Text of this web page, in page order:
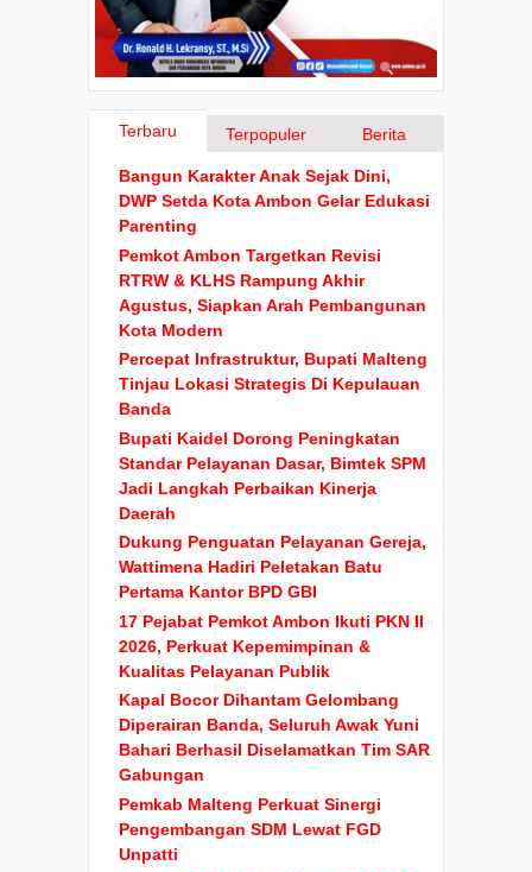
Terbaru Terpopuler Berita
Bangun Karakter Anak Sejak Dini,
DWP Setda Kota Ambon Gelar Edukasi
Parenting
Pemkot Ambon Targetkan Revisi
RTRW & KLHS Rampung Akhir
Agustus, Siapkan Arah Pembangunan
Kota Modern
Percepat Infrastruktur, Bupati Malteng
Tinjau Lokasi Strategis Di Kepulauan
Banda
Bupati Kaidel Dorong Peningkatan
Standar Pelayanan Dasar, Bimtek SPM
Jadi Langkah Perbaikan Kinerja
Daerah
Dukung Penguatan Pelayanan Gereja,
Wattimena Hadiri Peletakan Batu
Pertama Kantor BPD GBI
17 Pejabat Pemkot Ambon Ikuti PKN II
2026, Perkuat Kepemimpinan &
Kualitas Pelayanan Publik
Kapal Bocor Dihantam Gelombang
Diperairan Banda, Seluruh Awak Yuni
Bahari Berhasil Diselamatkan Tim SAR
Gabungan
Pemkab Malteng Perkuat Sinergi
Pengembangan SDM Lewat FGD
Unpatti